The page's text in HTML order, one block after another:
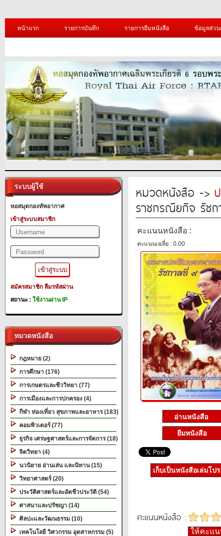
หน้าแรก รายการบันทึก รายการยืมหนังสือ ข้อมูลส่ว
ระบบผู้ใช้
หอสมุดกองทัพอากาศ
เข้าสู่ระบบสมาชิก
สมัครสมาชิก ลืมรหัสผ่าน
สถานะ : ใช้งานผ่าน IP
หมวดหนังสือ
กฎหมาย (2)
การศึกษา (176)
การเกษตรและชีววิทยา (77)
การเมืองและการปกครอง (4)
กีฬา ท่องเที่ยว สุขภาพและอาหาร (183)
คอมพิวเตอร์ (77)
ธุรกิจ เศรษฐศาสตร์และการจัดการ (18)
จิตวิทยา (4)
นวนิยาย อ่านเล่น และนิทาน (15)
วิทยาศาสตร์ (20)
ประวัติศาสตร์และอัตชีวประวัติ (54)
ศาสนาและปรัชญา (14)
ศิลปะและวัฒนธรรม (10)
เทคโนโลยี วิศวกรรม อุตสาหกรรม (5)
หมวดหนังสือ ->
ราชกรณียกิจ รัช
คะแนนหนังสือ :
คะแนนเฉลี่ย : 0.00
ยืมหนังสือ
เก็บเป็นหนังสือเล่มโป
คะแนนหนังสือ :
ให้คะแ